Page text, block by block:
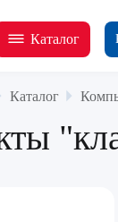
Каталог
Каталог